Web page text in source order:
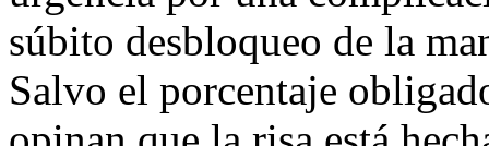
súbito desbloqueo de la
Salvo el porcentaje